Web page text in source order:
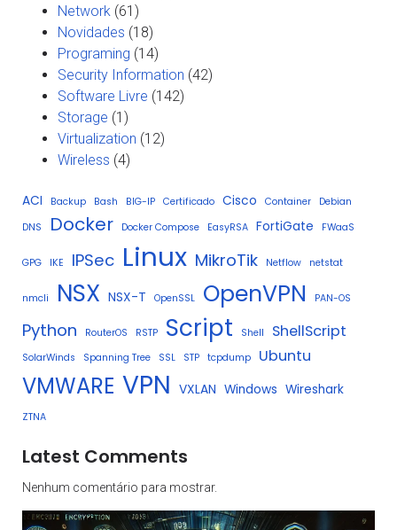
Network (61)
Novidades (18)
Programing (14)
Security Information (42)
Software Livre (142)
Storage (1)
Virtualization (12)
Wireless (4)
ACI Backup Bash BIG-IP Certificado Cisco Container
Debian
DNS
Docker Docker Compose EasyRSA FortiGate FWaaS
GPG IKE IPSec Linux MikroTik Netflow netstat
nmcli NSX NSX-T OpenSSL OpenVPN PAN-OS
Python RouterOS RSTP Script Shell ShellScript
SolarWinds Spanning Tree SSL STP tcpdump Ubuntu
VMWARE VPN VXLAN Windows Wireshark
ZTNA
Latest Comments
Nenhum comentário para mostrar.